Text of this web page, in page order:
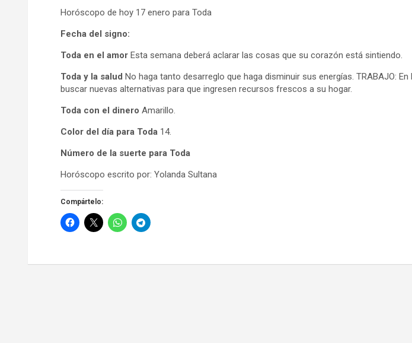
Horóscopo de hoy 17 enero para Toda
Fecha del signo:
Toda en el amor Esta semana deberá aclarar las cosas que su corazón está sintiendo.
Toda y la salud No haga tanto desarreglo que haga disminuir sus energías. TRABAJO:
buscar nuevas alternativas para que ingresen recursos frescos a su hogar.
Toda con el dinero Amarillo.
Color del día para Toda 14.
Número de la suerte para Toda
Horóscopo escrito por: Yolanda Sultana
Compártelo: